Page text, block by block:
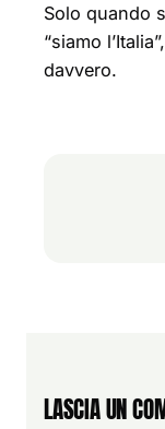
Solo quando
“siamo
davvero.
LASCIA UN